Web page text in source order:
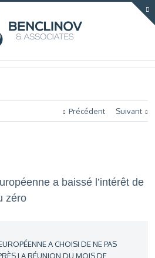
Précédent Suivant
a baissé l’intérêt de
zéro
A CHOISI DE NE PAS
LA RÉUNION DU MOIS DE